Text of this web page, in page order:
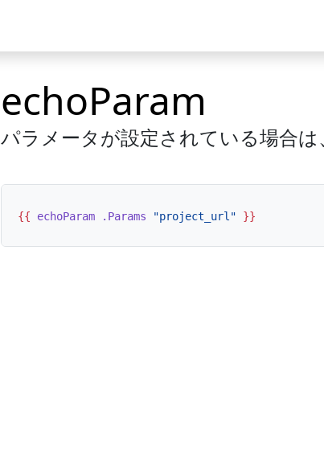
echoParam
パラメータが設定されている場合は
{{ echoParam .Params "project_url" }}